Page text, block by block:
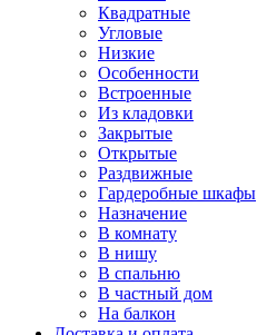
Квадратные
Угловые
Низкие
Особенности
Встроенные
Из кладовки
Закрытые
Открытые
Раздвижные
Гардеробные шкафы
Назначение
В комнату
В нишу
В спальню
В частный дом
На балкон